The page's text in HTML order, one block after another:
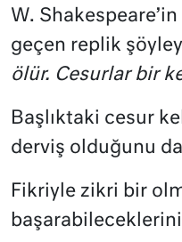
W.
geçen replik
ölür. Cesurlar bir
Başlıktaki cesur
derviş olduğunu
Fikriyle zikri bir